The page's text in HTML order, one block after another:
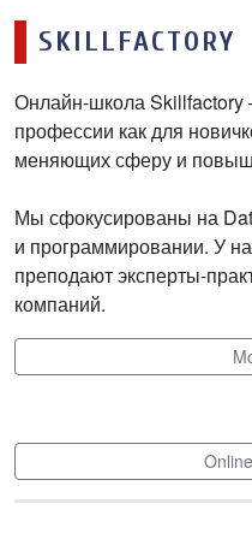
SKILLFACTORY
Онлайн-школа Skillfactory
профессии как для
меняющих сферу и
Мы сфокусированы на
и программировании. У
преподают эксперты-
компаний.